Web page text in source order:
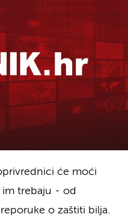
će moći
trebaju - od
o zaštiti bilja.